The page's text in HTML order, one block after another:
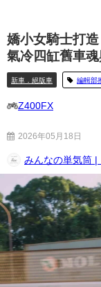
嬌小女騎士打
氣冷四缸舊車
新車．絕版車 編輯部
Z400FX
2026年05月18日
みんなの単気筒 |